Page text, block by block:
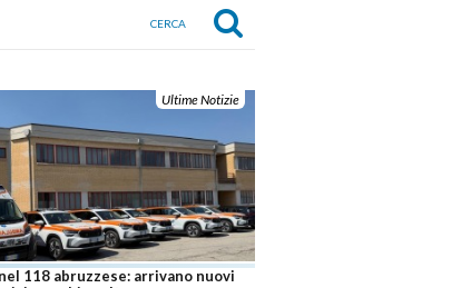
Ultime Notizie
118 abruzzese: arrivano nuovi